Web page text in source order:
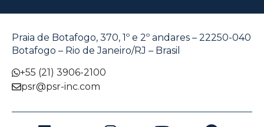
Praia de Botafogo, 370, 1º e 2º andares – 22250-040
Botafogo – Rio de Janeiro/RJ – Brasil
+55 (21) 3906-2100
psr@psr-inc.com